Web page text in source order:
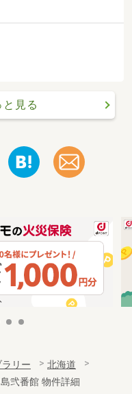
と見る
リー
北海道
弐番館 物件詳細